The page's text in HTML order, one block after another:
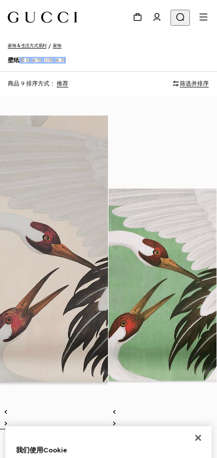
家饰 & 生活方式系列 家饰
壁纸 餐具 家饰 织物 家具
商品 9 排序方式： 推荐 筛选并排序
苍鹭印花壁纸
我们使用Cookie